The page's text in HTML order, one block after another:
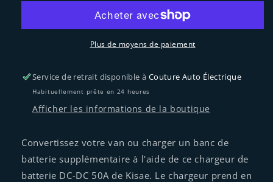
DC-
KISAE
BATTERIE
DC-
DC
KISAE
Plus de moyens de paiement
Service de retrait disponible à Couture Auto Électrique
Habituellement prête en 24 heures
Afficher les informations de la boutique
Convertissez votre van ou charger un banc de
batterie supplémentaire à l'aide de ce chargeur de
batterie DC-DC 50A de Kisae. Le chargeur prend en